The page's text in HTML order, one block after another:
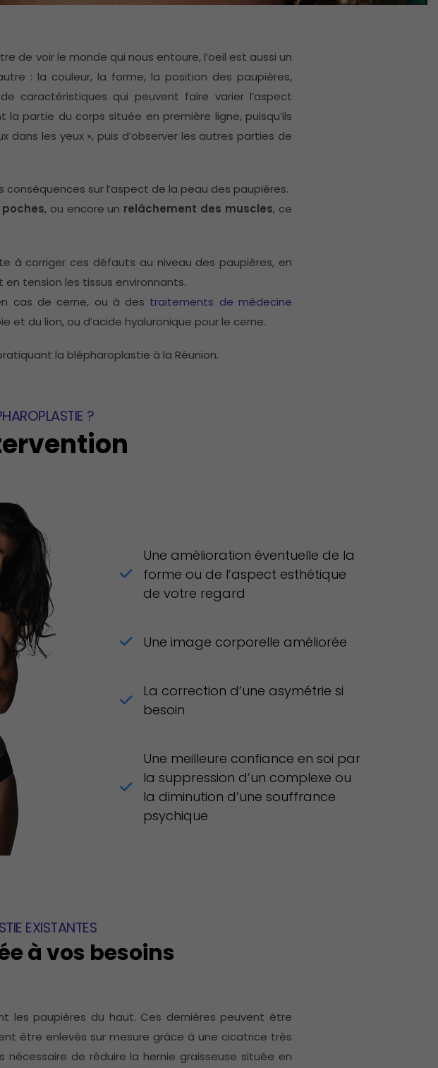
de voir le monde qui nous entoure, l’oeil est aussi un
: la couleur, la forme, la position des paupières,
caractéristiques qui peuvent faire varier l’aspect
partie du corps située en première ligne, puisqu’ils
les yeux », puis d’observer les autres parties de
sur l’aspect de la peau des paupières.
, ou encore un relâchement des muscles, ce
à corriger ces défauts au niveau des paupières, en
tension les tissus environnants.
cas de cerne, ou à des traitements de médecine
et du lion, ou d’acide hyaluronique pour le cerne.
la blépharoplastie à la Réunion.
?
Une amélioration éventuelle de la
forme ou de l’aspect esthétique
de votre regard
Une image corporelle améliorée
La correction d’une asymétrie si
besoin
Une meilleure confiance en soi par
la suppression d’un complexe ou
la diminution d’une souffrance
psychique
EXISTANTES
à vos besoins
les paupières du haut. Ces dernières peuvent être
être enlevés sur mesure grâce à une cicatrice très
de réduire la hernie graisseuse située en